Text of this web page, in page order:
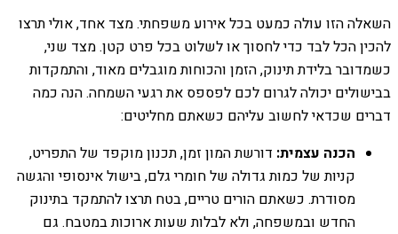
השאלה הזו עולה כמעט בכל אירוע משפחתי. מצד אחד, אולי תרצו
להכין הכל לבד כדי לחסוך או לשלוט בכל פרט קטן. מצד שני,
כשמדובר בלידת תינוק, הזמן והכוחות מוגבלים מאוד, והתמקדות
בבישולים יכולה לגרום לכם לפספס את רגעי השמחה. הנה כמה
דברים שכדאי לחשוב עליהם כשאתם מחליטים:
הכנה עצמית: דורשת המון זמן, תכנון מוקפד של התפריט,
קניות של כמות גדולה של חומרי גלם, בישול אינסופי והגשה
מסודרת. כשאתם הורים טריים, בטח תרצו להתמקד בתינוק
החדש ובמשפחה, ולא לבלות שעות ארוכות במטבח. גם